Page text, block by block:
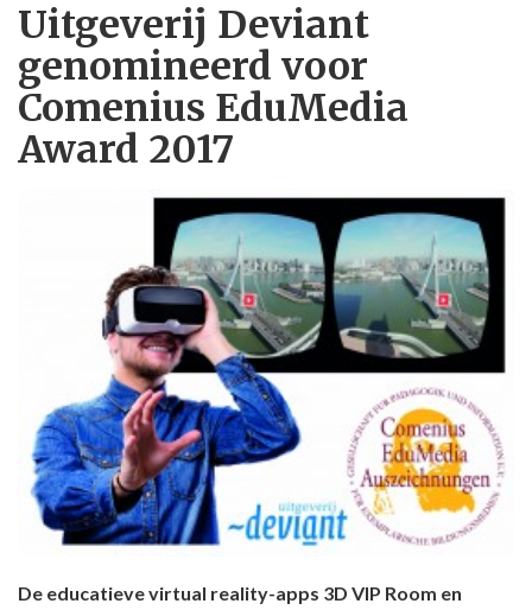
​Uitgeverij Deviant
genomineerd voor
Comenius EduMedia
Award 2017
De educatieve virtual reality-apps 3D VIP Room en